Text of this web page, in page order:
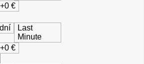
+0 €
Last
Minute
+0 €